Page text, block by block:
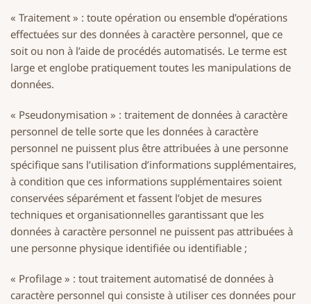
« Traitement » : toute opération ou ensemble d’opérations
effectuées sur des données à caractère personnel, que ce
soit ou non à l’aide de procédés automatisés. Le terme est
large et englobe pratiquement toutes les manipulations de
données.
« Pseudonymisation » : traitement de données à caractère
personnel de telle sorte que les données à caractère
personnel ne puissent plus être attribuées à une personne
spécifique sans l’utilisation d’informations supplémentaires,
à condition que ces informations supplémentaires soient
conservées séparément et fassent l’objet de mesures
techniques et organisationnelles garantissant que les
données à caractère personnel ne puissent pas attribuées à
une personne physique identifiée ou identifiable ;
« Profilage » : tout traitement automatisé de données à
caractère personnel qui consiste à utiliser ces données pour